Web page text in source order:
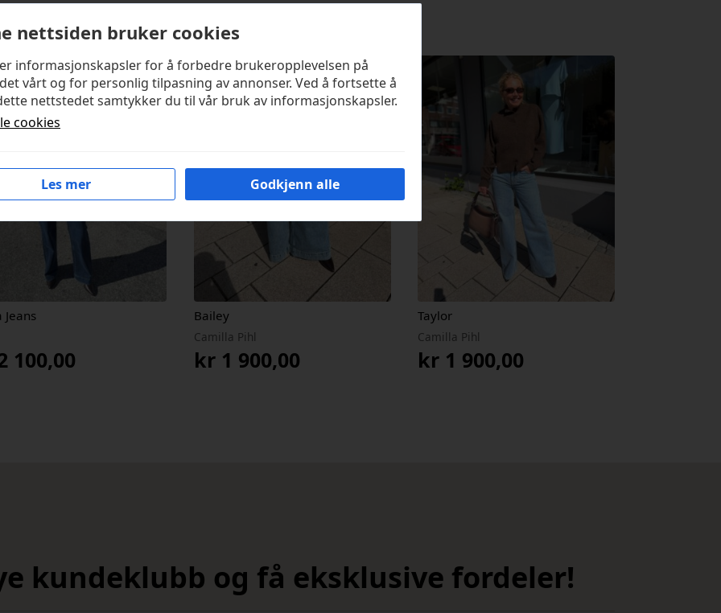
Jeans
100,00
Bailey
Camilla Pihl
kr1 900,00
Taylor
Camilla Pihl
kr 1 900,00
kundeklubb og få eksklusive fordeler!
nettsiden bruker cookies
informasjonskapsler for å forbedre brukeropplevelsen på
vårt og for personlig tilpasning av annonser. Ved å fortsette å
nettstedet samtykker du til vår bruk av informasjonskapsler.
cookies
Les mer Godkjenn alle